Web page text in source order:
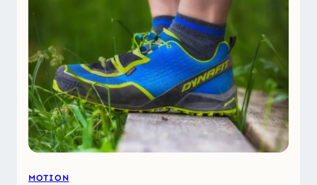
MOTION